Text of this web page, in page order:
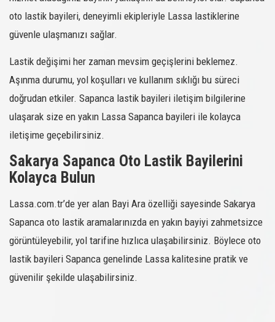
oto lastik bayileri, deneyimli ekipleriyle Lassa lastiklerine
güvenle ulaşmanızı sağlar.
Lastik değişimi her zaman mevsim geçişlerini beklemez.
Aşınma durumu, yol koşulları ve kullanım sıklığı bu süreci
doğrudan etkiler. Sapanca lastik bayileri iletişim bilgilerine
ulaşarak size en yakın Lassa Sapanca bayileri ile kolayca
iletişime geçebilirsiniz.
Sakarya Sapanca Oto Lastik Bayilerini
Kolayca Bulun
Lassa.com.tr’de yer alan Bayi Ara özelliği sayesinde Sakarya
Sapanca oto lastik aramalarınızda en yakın bayiyi zahmetsizce
görüntüleyebilir, yol tarifine hızlıca ulaşabilirsiniz. Böylece oto
lastik bayileri Sapanca genelinde Lassa kalitesine pratik ve
güvenilir şekilde ulaşabilirsiniz.